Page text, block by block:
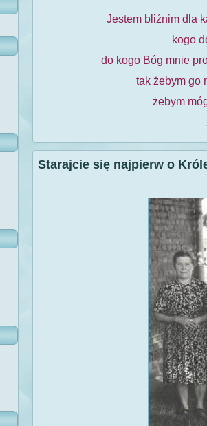
Jestem bliźnim dla
kogo
do kogo Bóg mnie
tak żebym go
żebym
Starajcie się najpierw o